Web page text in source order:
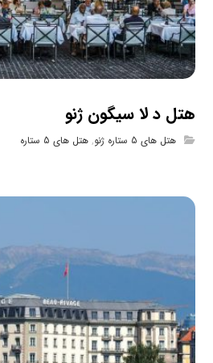
هتل د لا سیگون ژنو
هتل های 5 ستاره ژنو ,هتل های 5 ستاره